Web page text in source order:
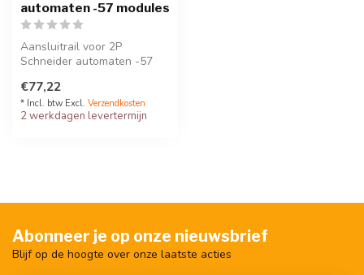
automaten -57 modules
Aansluitrail voor 2P
Schneider automaten -57
meter en ve...
€77,22
* Incl. btw Excl. Verzendkosten
2 werkdagen levertermijn
Abonneer je op onze nieuwsbrief
Blijf op de hoogte over onze laatste acties